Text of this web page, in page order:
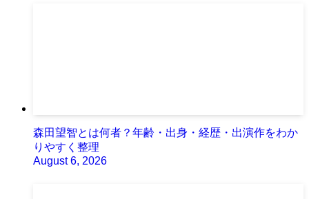
森田望智とは何者？年齢・出身・経歴・出演作をわか
りやすく整理
August 6, 2026